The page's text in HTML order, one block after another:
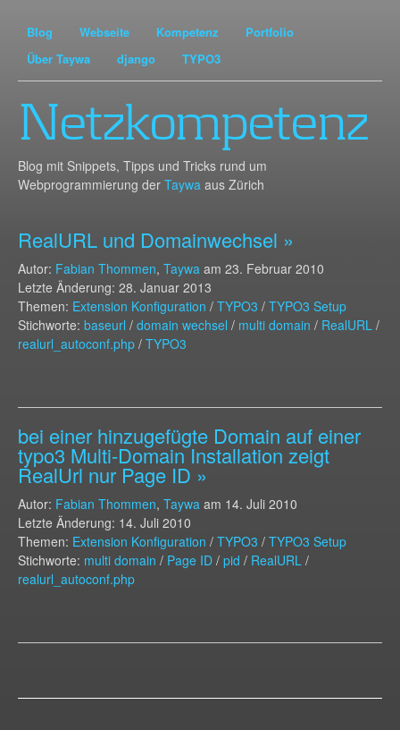
Blog Webseite Kompetenz
Portfolio
Über Taywa
django TYPO3
Netzkompetenz
Blog mit Snippets, Tipps und Tricks rund um
Webprogrammierung der Taywa aus Zürich
RealURL und Domainwechsel »
Autor: Fabian Thommen, Taywa am 23. Februar 2010
Letzte Änderung: 28. Januar 2013
Themen: Extension Konfiguration / TYPO3 / TYPO3 Setup
Stichworte: baseurl / domain wechsel / multi domain / RealURL /
realurl_autoconf.php / TYPO3
bei einer hinzugefügte Domain auf einer
typo3 Multi-Domain Installation zeigt
RealUrl nur Page ID »
Autor: Fabian Thommen, Taywa am 14. Juli 2010
Letzte Änderung: 14. Juli 2010
Themen: Extension Konfiguration / TYPO3 / TYPO3 Setup
Stichworte: multi domain / Page ID / pid / RealURL /
realurl_autoconf.php